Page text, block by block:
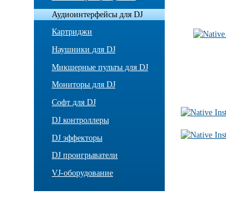
Аудиоинтерфейсы для DJ
Картриджи
Наушники для DJ
Микшерные пульты для DJ
Мониторы для DJ
Софт для DJ
DJ контроллеры
DJ эффекторы
DJ проигрыватели
VJ-оборудование